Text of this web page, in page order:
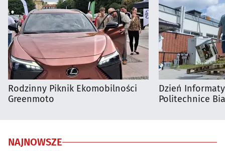
Rodzinny Piknik Ekomobilności
Greenmoto
Dzień
Politechnice
NAJNOWSZE